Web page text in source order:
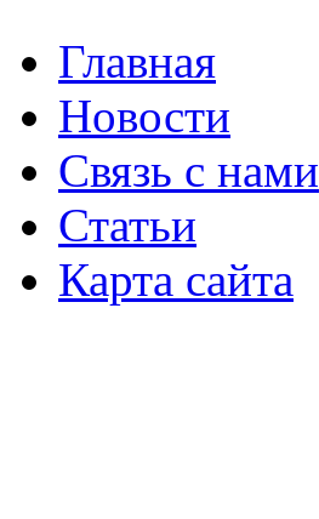
Главная
Новости
Связь с нами
Статьи
Карта сайта